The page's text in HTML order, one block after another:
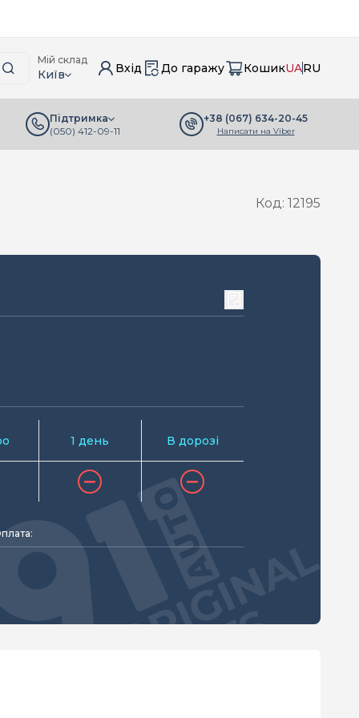
Мій склад
Київ Вхід До гаражу КошикUARU
Підтримка
(050) 412-09-11
+38 (067) 634-20-45
Написати на Viber
Код: 12195
1 день В дорозі